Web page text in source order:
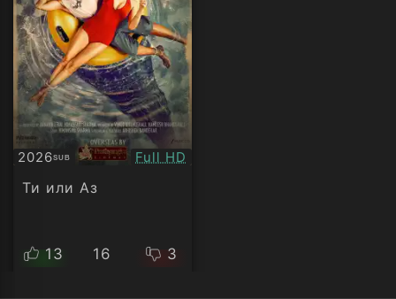
2026SUB
Субтитри Качество:
Full HD
Ти или Аз
13 16 3